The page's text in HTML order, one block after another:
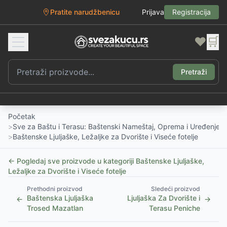
Pratite narudžbenicu Prijava Registracija
❤️ 🛒
Pretraži
Početak
>Sve za Baštu i Terasu: Baštenski Nameštaj, Oprema i Uređenje
>Baštenske Ljuljaške, Ležaljke za Dvorište i Viseće fotelje
← Pogledaj sve proizvode u kategoriji Baštenske Ljuljaške,
Ležaljke za Dvorište i Viseće fotelje
←
Prethodni proizvod
Baštenska Ljuljaška
Trosed Mazatlan
Sledeći proizvod
Ljuljaška Za Dvorište i
Terasu Peniche
→